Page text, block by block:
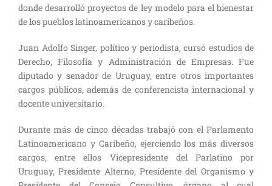
donde desarrolló proyectos de ley modelo para el bienestar
de los pueblos latinoamericanos y caribeños.
Juan Adolfo Singer, político y periodista, cursó estudios de
Derecho, Filosofía y Administración de Empresas. Fue
diputado y senador de Uruguay, entre otros importantes
cargos públicos, además de conferencista internacional y
docente universitario.
Durante más de cinco décadas trabajó con el Parlamento
Latinoamericano y Caribeño, ejerciendo los más diversos
cargos, entre ellos Vicepresidente del Parlatino por
Uruguay, Presidente Alterno, Presidente del Organismo y